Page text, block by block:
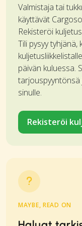
Valmistaja tai
käyttävät
Rekisteröi
Tili pysyy
päivän kuluessa.
tarjouspyyntönsä
sinulle.
Rekisteröi
MAYBE, READ ON